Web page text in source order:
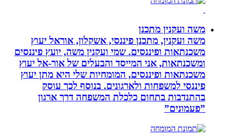
משה ועקנין מתכנן
משה ועקנין, מתכנן פיננסי, אשקלון, אוראל יעוץ
משכנתאות ופיננסים. שמי ועקנין משה, יועץ פיננסים
ומשכנתאות, אני המייסד והבעלים של אור-אל יעוץ
משכנתאות ופיננסים, המומחיות שלי היא מתן יעוץ
פיננסי למשפחות ולארגונים. בנוסף לכך עוסק
בהתנדבות בתחום כלכלת המשפחה דרך ארגון
”פעמונים”